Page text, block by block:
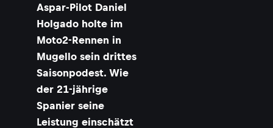
Aspar-Pilot Daniel
Holgado holte im
Moto2-Rennen in
Mugello sein drittes
Saisonpodest. Wie
der 21-jährige
Spanier seine
Leistung einschätzt